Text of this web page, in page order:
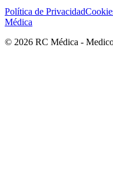
Política de Privacidad
Médica
© 2026 RC Médica -